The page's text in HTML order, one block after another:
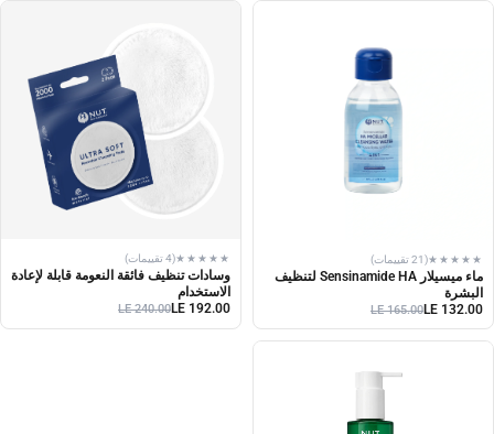
★★★★★(21 تقييمات)
ماء ميسيلار Sensinamide HA لتنظيف
البشرة
LE 165.00LE 132.00
★★★★★(4 تقييمات)
وسادات تنظيف فائقة النعومة قابلة لإعادة
الاستخدام
LE 240.00LE 192.00